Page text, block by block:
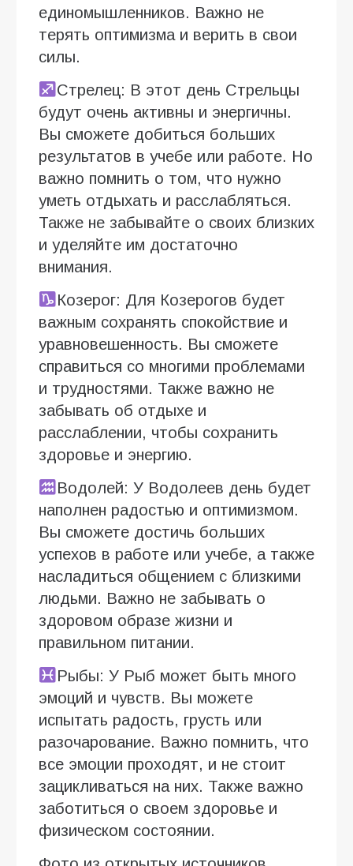
единомышленников. Важно не
терять оптимизма и верить в свои
силы.
Стрелец: В этот день Стрельцы
будут очень активны и энергичны.
Вы сможете добиться больших
результатов в учебе или работе. Но
важно помнить о том, что нужно
уметь отдыхать и расслабляться.
Также не забывайте о своих близких
и уделяйте им достаточно
внимания.
Козерог: Для Козерогов будет
важным сохранять спокойствие и
уравновешенность. Вы сможете
справиться со многими проблемами
и трудностями. Также важно не
забывать об отдыхе и
расслаблении, чтобы сохранить
здоровье и энергию.
Водолей: У Водолеев день будет
наполнен радостью и оптимизмом.
Вы сможете достичь больших
успехов в работе или учебе, а также
насладиться общением с близкими
людьми. Важно не забывать о
здоровом образе жизни и
правильном питании.
Рыбы: У Рыб может быть много
эмоций и чувств. Вы можете
испытать радость, грусть или
разочарование. Важно помнить, что
все эмоции проходят, и не стоит
зацикливаться на них. Также важно
заботиться о своем здоровье и
физическом состоянии.